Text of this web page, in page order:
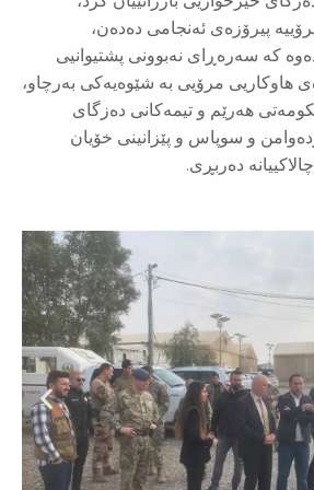
دەدەن،
نەبوونی پشتیوانیی
بە شێوەیەکی بەرچاو،
تیمەکانی دەزگای
و پێزانینی خۆیان